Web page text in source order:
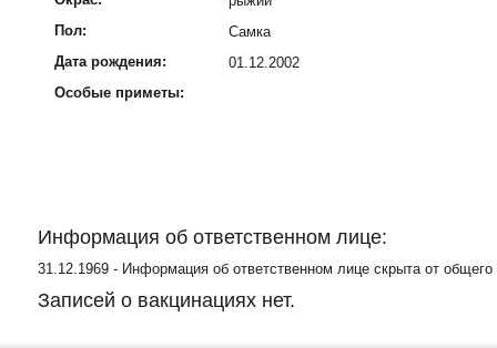
Пол:
Самка
Дата рождения:
01.12.2002
Особые приметы:
Информация об ответственном лице:
31.12.1969 - Информация об ответственном лице скрыта от общего
Записей о вакцинациях нет.